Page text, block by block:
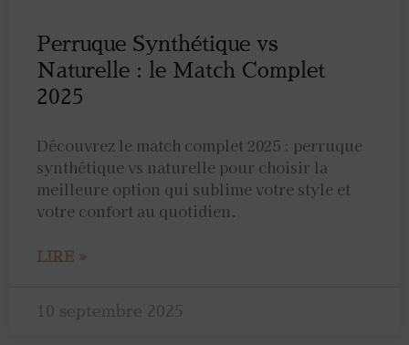
Perruque Synthétique vs
Naturelle : le Match Complet
2025
Découvrez le match complet 2025 : perruque
synthétique vs naturelle pour choisir la
meilleure option qui sublime votre style et
votre confort au quotidien.
LIRE »
10 septembre 2025